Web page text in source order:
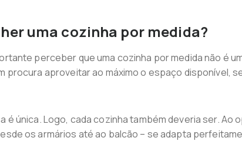
uma cozinha por medida?
perceber que uma cozinha por medida não é
procura aproveitar ao máximo o espaço disponível,
é única. Logo, cada cozinha também deveria ser. Ao
os armários até ao balcão – se adapta